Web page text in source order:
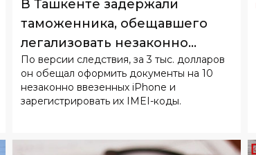
В Ташкенте задержали
таможенника, обещавшего
легализовать незаконно
ввезенные iPhone
По версии следствия, за 3 тыс. долларов
он обещал оформить документы на 10
незаконно ввезенных iPhone и
зарегистрировать их IMEI-коды.